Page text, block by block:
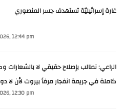
غارة إسرائيليّة تستهدف جسر المنصوري
12:44 pm
الراعي: نطالب بإصلاح حقيقي لا
كاملة في جريمة انفجار مرفأ بيروت لأن لا
12:30 pm